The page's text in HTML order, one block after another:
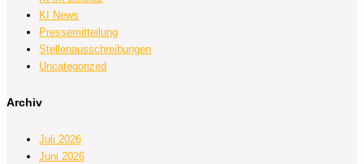
KI News
Pressemitteilung
Stellenausschreibungen
Uncategorized
Archiv
Juli 2026
Juni 2026